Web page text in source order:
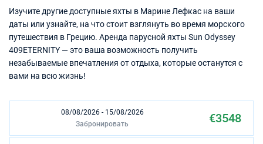
Изучите другие доступные яхты в Марине Лефкас на ваши
даты или узнайте, на что стоит взглянуть во время морского
путешествия в Грецию. Аренда парусной яхты Sun Odyssey
409ETERNITY — это ваша возможность получить
незабываемые впечатления от отдыха, которые останутся с
вами на всю жизнь!
08/08/2026 - 15/08/2026 €3548
Забронировать